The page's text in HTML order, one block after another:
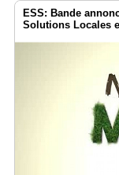
ESS: Bande
Solutions Locales